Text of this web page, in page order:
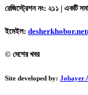
রেজিস্ট্রেশন নং: ২১১ | একটি
ইমেইল:
© দেশের খবর
Site developed by: Jobayer